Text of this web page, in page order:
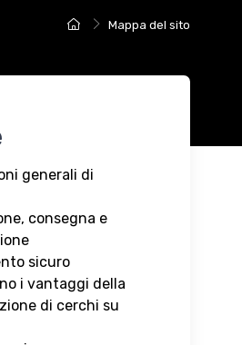
Mappa del sito
generali di
consegna e
sicuro
i vantaggi della
di cerchi su